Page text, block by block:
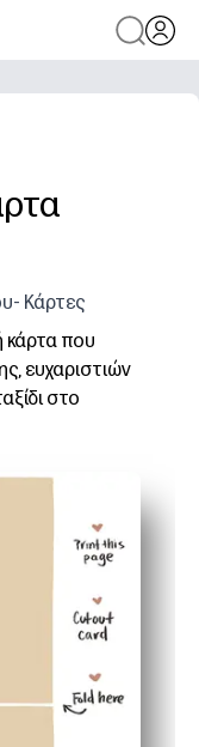
Κάρτες
κάρτα που
ευχαριστιών
στο
διπλώστε
ταιριάζει σε κάθε
για μια